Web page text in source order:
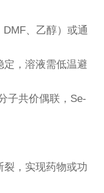
、乙醇）或通
定，溶液需低温避
子共价偶联，Se-
裂，实现药物或功